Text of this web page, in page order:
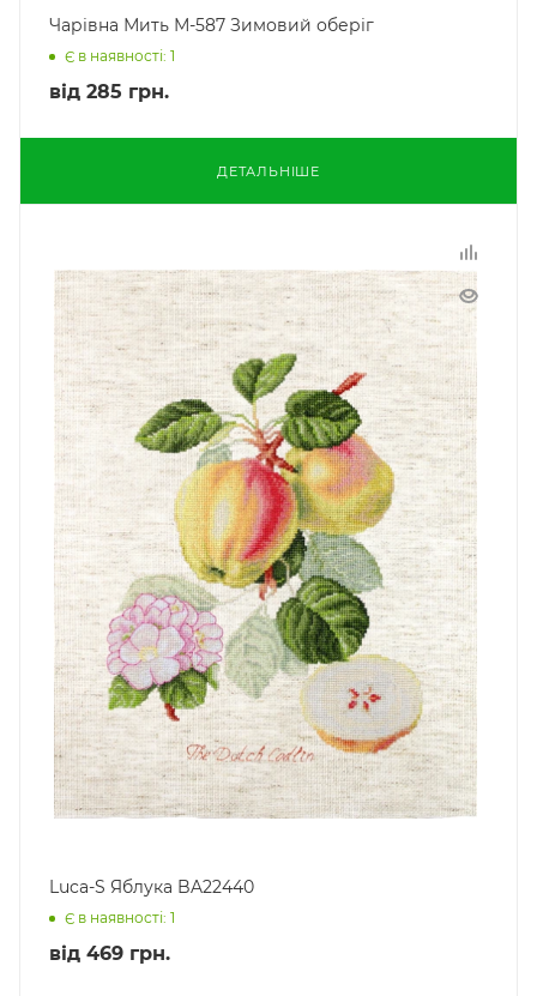
Чарівна Мить М-587 Зимовий оберіг
Є в наявності: 1
від 285 грн.
ДЕТАЛЬНІШЕ
Luca-S Яблука BA22440
Є в наявності: 1
від 469 грн.